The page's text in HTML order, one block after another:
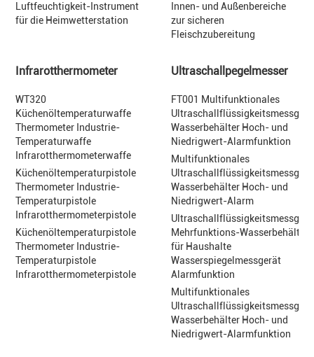
Luftfeuchtigkeit-Instrument
für die Heimwetterstation
Innen- und Außenbereiche
zur sicheren
Fleischzubereitung
Infrarotthermometer
WT320
Küchenöltemperaturwaffe
Thermometer Industrie-
Temperaturwaffe
Infrarotthermometerwaffe
Küchenöltemperaturpistole
Thermometer Industrie-
Temperaturpistole
Infrarotthermometerpistole
Küchenöltemperaturpistole
Thermometer Industrie-
Temperaturpistole
Infrarotthermometerpistole
Ultraschallpegelmesser
FT001 Multifunktionales
Wasserbehälter Hoch- und
Niedrigwert-Alarmfunktion
Multifunktionales
Wasserbehälter Hoch- und
Niedrigwert-Alarm
Mehrfunktions-Wasserbehälter
für Haushalte
Wasserspiegelmessgerät
Alarmfunktion
Multifunktionales
Wasserbehälter Hoch- und
Niedrigwert-Alarmfunktion